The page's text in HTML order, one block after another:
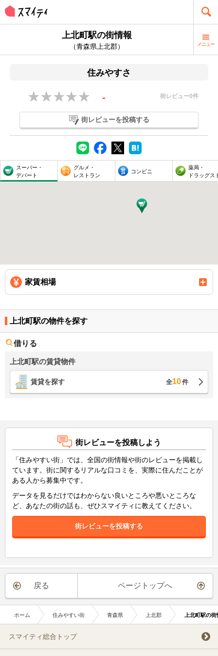
上北町駅の街情報
（青森県上北郡） メニュー
住みやすさ
- 街レビュー0件
街レビューを投稿する
スーパー・
デパート
グルメ・
レストラン
コンビニ
薬局・
ドラッグス
家賃相場
上北町駅の物件を探す
借りる
上北町駅の賃貸物件
賃貸を探す 全10件
街レビューを投稿しよう
「住みやすい街」では、全国の街情報や街のレビューを掲載し
ています。街に関するリアルな口コミを、実際に住んだことが
ある人から募集中です。
データを見るだけではわからない良いところや悪いところな
ど、あなたの街の話も、ぜひスマイティに教えてください。
街レビューを投稿する
戻る ページトップへ
ホーム 住みやすい街 青森県 上北郡 上北町駅の
スマイティ総合トップ